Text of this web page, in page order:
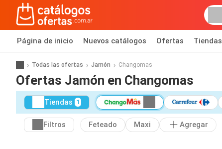
Página de inicio Nuevos catálogos Ofertas Tiendas
Todas las ofertas Jamón Changomas
Ofertas Jamón en Changomas
Tiendas 1
Filtros Feteado Maxi Agregar